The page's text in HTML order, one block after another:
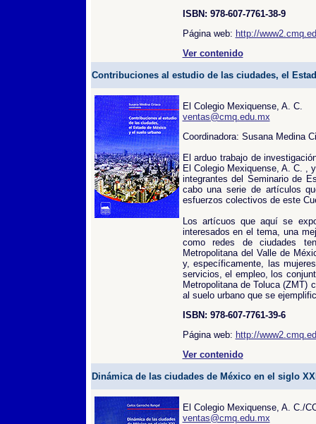
ISBN: 978-607-7761-38-9
Página web: http://
Ver contenido
Contribuciones al estudio de las ciudades, el
El Colegio Mexiquense, A. C.
ventas@cmq.edu.mx
Coordinadora: Susana Medina
El arduo trabajo de
El Colegio Mexiquense, A. C. ,
integrantes del Seminario de
cabo una serie de artículos
esfuerzos colectivos de este
Los artícuos que aquí se
interesados en el tema, una
como redes de ciudades
Metropolitana del Valle de
y, específicamente, las
servicios, el empleo, los
Metropolitana de Toluca (ZMT)
al suelo urbano que se
ISBN: 978-607-7761-39-6
Página web: http://
Ver contenido
Dinámica de las ciudades de México en el siglo
El Colegio Mexiquense, A. C./
ventas@cmq.edu.mx